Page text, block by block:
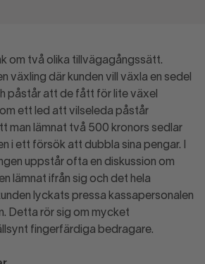
om två olika tillvägagångssätt.
växling där kunden vill växla en sedel
påstår att de fått för lite växel
ett led att vilseleda påstår
man lämnat två 500 kronors sedlar
i ett försök att dubbla sina pengar. I
uppstår ofta en diskussion om
lämnat ifrån sig och det hela
lyckats pressa kassapersonalen
Detta rör sig om mycket
fingerfärdiga bedragare.